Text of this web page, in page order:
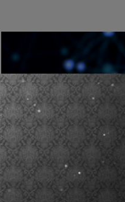
โซลูชั่นระบบเครือข่าย
Network Solution